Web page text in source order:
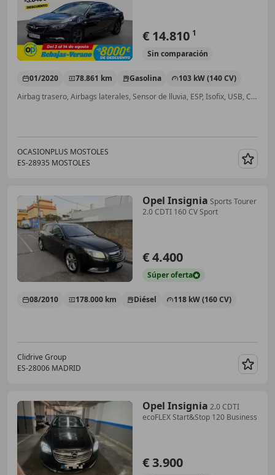
€ 14.810 1
Sin comparación
01/2020 78.861 km Gasolina
103 kW (140 CV)
Airbag trasero, Airbags laterales, Sensor de lluvia, ESP, Isofix, USB, Climatizador automático, Control de velocidad
OCASIONPLUS MOSTOLES
ES-28935 MOSTOLES
Opel Insignia Sports Tourer
2.0 CDTI 160 CV Sport
€ 4.400
Súperoferta
08/2010 178.000 km Diésel 118 kW (160 CV)
Clidrive Group
ES-28006 MADRID
Opel Insignia 2.0 CDTI
ecoFLEX Start&Stop 120 Business
€ 3.900